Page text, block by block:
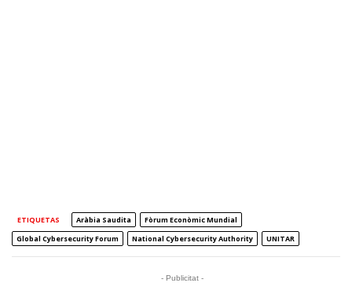
ETIQUETAS Aràbia Saudita
Fòrum Econòmic Mundial
Global Cybersecurity Forum
National Cybersecurity Authority UNITAR
- Publicitat -